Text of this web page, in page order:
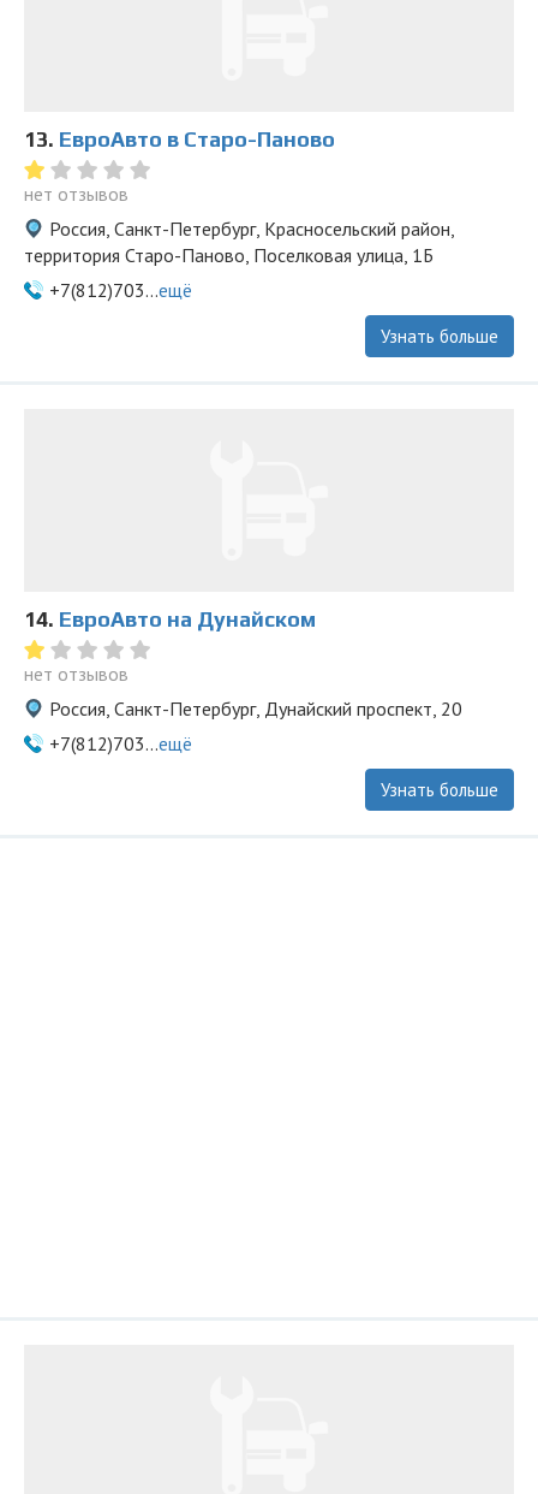
13. ЕвроАвто в Старо-Паново
нет отзывов
Россия, Санкт-Петербург, Красносельский район,
территория Старо-Паново, Поселковая улица, 1Б
+7(812)703...ещё
Узнать больше
14. ЕвроАвто на Дунайском
нет отзывов
Россия, Санкт-Петербург, Дунайский проспект, 20
+7(812)703...ещё
Узнать больше